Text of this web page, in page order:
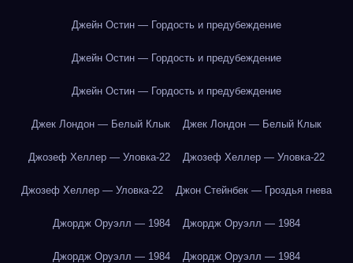
Джейн Остин — Гордость и предубеждение
Джейн Остин — Гордость и предубеждение
Джейн Остин — Гордость и предубеждение
Джек Лондон — Белый Клык Джек Лондон — Белый Клык
Джозеф Хеллер — Уловка-22 Джозеф Хеллер — Уловка-22
Джозеф Хеллер — Уловка-22 Джон Стейнбек — Гроздья гнева
Джордж Оруэлл — 1984 Джордж Оруэлл — 1984
Джордж Оруэлл — 1984 Джордж Оруэлл — 1984